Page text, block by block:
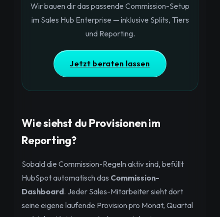
Wir bauen dir das passende Commission-Setup
im Sales Hub Enterprise — inklusive Splits, Tiers
und Reporting.
Jetzt beraten lassen
Wie siehst du Provisionen im
Reporting?
Sobald die Commission-Regeln aktiv sind, befüllt
HubSpot automatisch das Commission-
Dashboard. Jeder Sales-Mitarbeiter sieht dort
seine eigene laufende Provision pro Monat, Quartal